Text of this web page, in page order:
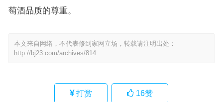
萄酒品质的尊重。
本文来自网络，不代表修到家网立场，转载请注明出处：
http://bj23.com/archives/814
打赏 16赞